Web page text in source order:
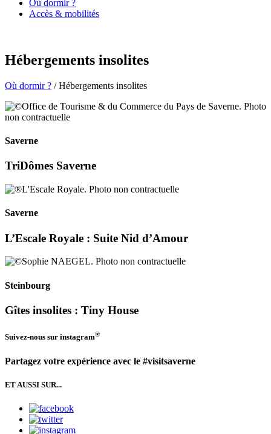
Où dormir ?
Accès & mobilités
Hébergements insolites
Où dormir ? / Hébergements insolites
Saverne
TriDômes Saverne
Saverne
L’Escale Royale : Suite Nid d’Amour
Steinbourg
Gîtes insolites : Tiny House
Suivez-nous sur instagram®
Partagez votre expérience avec le #visitsaverne
ET AUSSI SUR...